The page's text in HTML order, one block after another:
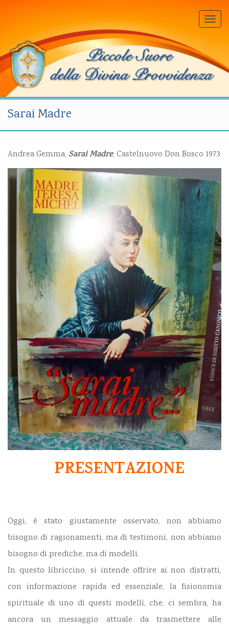
Sarai Madre
Andrea Gemma, Sarai Madre, Castelnuovo Don Bosco 1973
PRESENTAZIONE
Oggi, è stato giustamente osservato, non abbiamo
bisogno di ragionamenti, ma di testimoni, non abbiamo
bisogno di prediche, ma di modelli.
In questo libriccino, si intende offrire ai non distratti,
con informazione rapida ed essenziale, la fisionomia
spirituale di uno di questi modelli, che, ci sembra, ha
ancora un messaggio attuale da trasmettere alle